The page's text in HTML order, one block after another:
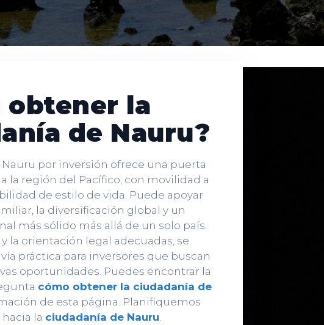
obtener la
de Nauru?
por inversión ofrece una puerta
la región del Pacífico, con movilidad a
de estilo de vida. Puede apoyar
la diversificación global y un
más sólido más allá de un solo país.
la orientación legal adecuadas, se
práctica para inversores que buscan
oportunidades. Puedes encontrar la
cómo obtener la ciudadanía de
de esta página. Planifiquemos
la ciudadanía de Nauru.